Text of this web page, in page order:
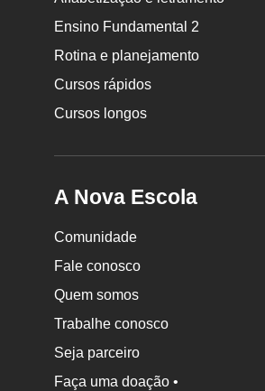
Ensino Fundamental 2
Rotina e planejamento
Cursos rápidos
Cursos longos
A Nova Escola
Comunidade
Fale conosco
Quem somos
Trabalhe conosco
Seja parceiro
Faça uma doação •